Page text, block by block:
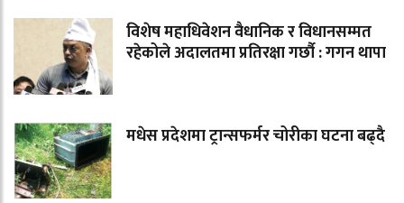
विशेष महाधिवेशन वैधानिक र विधानसम्मत
रहेकोले अदालतमा प्रतिरक्षा गर्छौ : गगन थापा
मधेस प्रदेशमा ट्रान्सफर्मर चोरीका घटना बढ्दै